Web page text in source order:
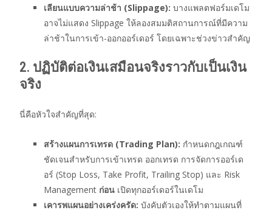
เลียนแบบความล่าช้า (Slippage): บางแพลตฟอร์มเดโม
อาจไม่แสดง Slippage ให้ลองสมมติสถานการณ์ที่มีความ
ล่าช้าในการเข้า-ออกออร์เดอร์ โดยเฉพาะช่วงข่าวสำคัญ
2. ปฏิบัติต่อเงินเสมือนจริงราวกับเป็นเงิน
จริง
นี่คือหัวใจสำคัญที่สุด:
สร้างแผนการเทรด (Trading Plan): กำหนดกฎเกณฑ์
ชัดเจนสำหรับการเข้าเทรด ออกเทรด การจัดการออร์เด
อร์ (Stop Loss, Take Profit, Trailing Stop) และ Risk
Management ก่อน เปิดทุกออร์เดอร์ในเดโม
เคารพแผนอย่างเคร่งครัด: บังคับตัวเองให้ทำตามแผนที่